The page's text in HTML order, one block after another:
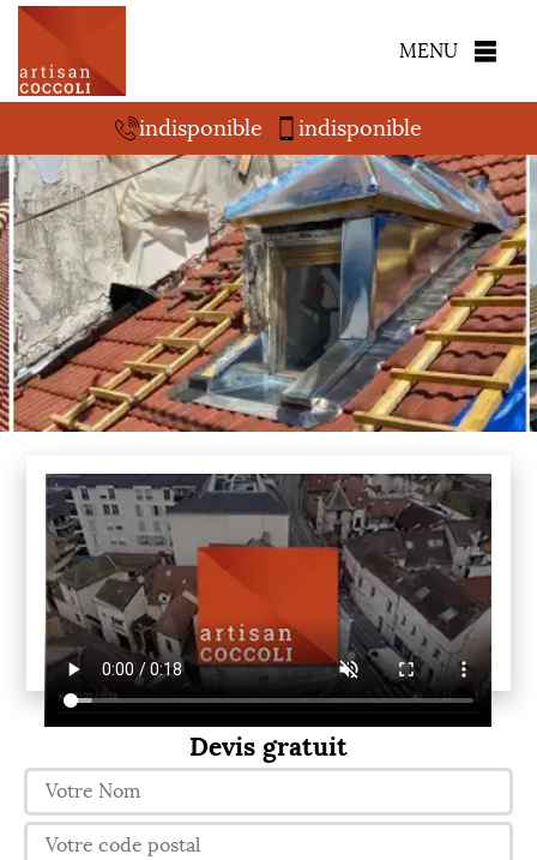
MENU
indisponible indisponible
Devis gratuit